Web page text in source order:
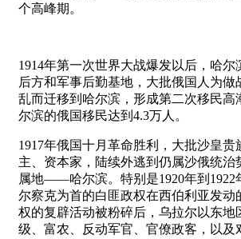
个高峰期。
1914年第一次世界大战爆发以后，哈尔
后方和军事后勤基地，大批俄国人为做
乱而迁移到哈尔滨，形成第二次移民高
尔滨的俄国移民达到4.3万人。
1917年俄国十月革命胜利，大批沙皇
主、资本家，陆续外逃到仍属沙俄统治
属地——哈尔滨。特别是1920年到1922
尔察克为首的白匪政权在西伯利亚发动
权的复辟活动被粉碎后，乌拉尔以东地
级、富农、反动军官、官僚政客，以及